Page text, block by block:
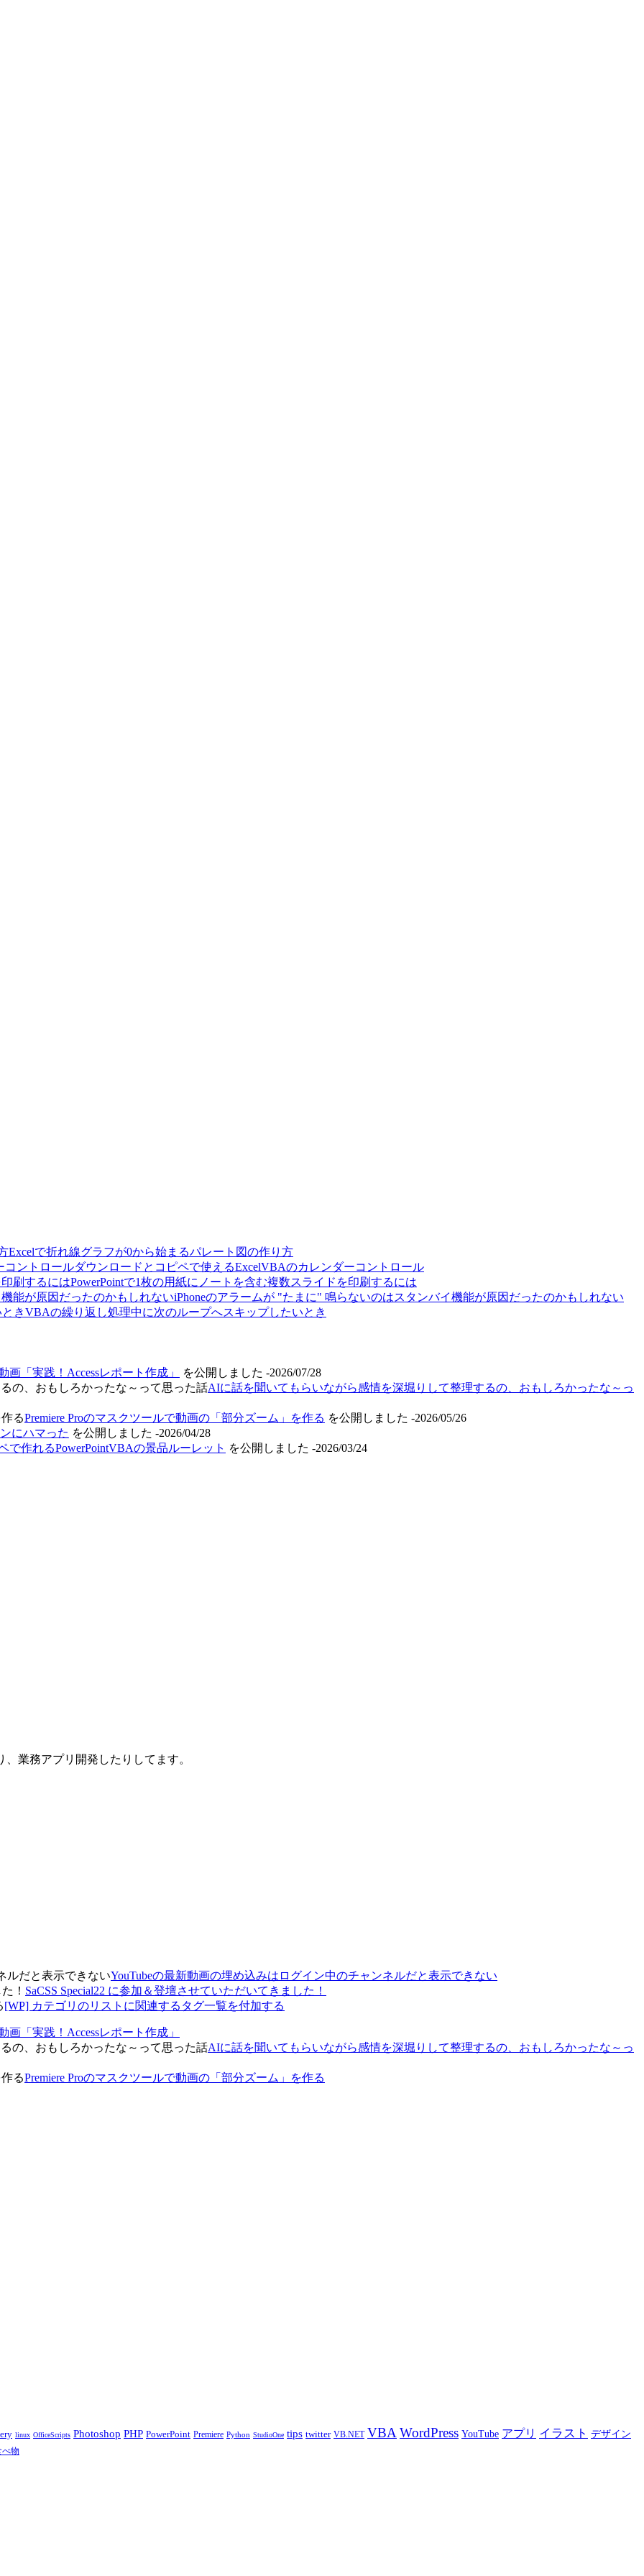
Excelで折れ線グラフが0から始まるパレート図の作り方
ダウンロードとコピペで使えるExcelVBAのカレンダーコントロール
PowerPointで1枚の用紙にノートを含む複数スライドを印刷するには
iPhoneのアラームが "たまに" 鳴らないのはスタンバイ機能が原因だったのかもしれない
VBAの繰り返し処理中に次のループへスキップしたいとき
画「実践！Accessレポート作成」 を公開しました -2026/07/28
AIに話を聞いてもらいながら感情を深堀りして整理するの、おもしろかったな～っ
Premiere Proのマスクツールで動画の「部分ズーム」を作る を公開しました -2026/05/26
にハマった を公開しました -2026/04/28
で作れるPowerPointVBAの景品ルーレット を公開しました -2026/03/24
業務アプリ開発したりしてます。
YouTubeの最新動画の埋め込みはログイン中のチャンネルだと表示できない
SaCSS Special22 に参加＆登壇させていただいてきました！
[WP] カテゴリのリストに関連するタグ一覧を付加する
画「実践！Accessレポート作成」
AIに話を聞いてもらいながら感情を深堀りして整理するの、おもしろかったな～っ
Premiere Proのマスクツールで動画の「部分ズーム」を作る
linux OfficeScripts Photoshop PHP PowerPoint Premiere Python StudioOne tips twitter VB.NET VBA WordPress YouTube アプリ イラスト デザイン
べ物